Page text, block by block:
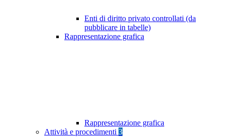
Enti di diritto privato controllati (da
pubblicare in tabelle)
Rappresentazione grafica
Rappresentazione grafica
Attività e procedimenti 3